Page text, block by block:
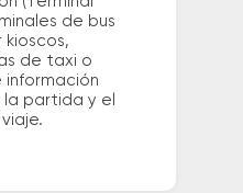
de bus
de taxi o
información
partida y el